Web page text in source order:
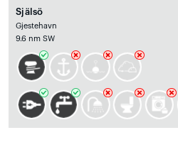
Själsö
Gjestehavn
9.6 nm SW